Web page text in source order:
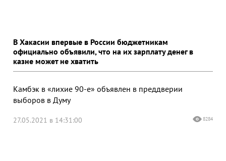
В Хакасии впервые в России бюджетникам
официально объявили, что на их зарплату денег в
казне может не хватить
Камбэк в «лихие 90-е» объявлен в преддверии
выборов в Думу
27.05.2021 в 14:31:00 8284